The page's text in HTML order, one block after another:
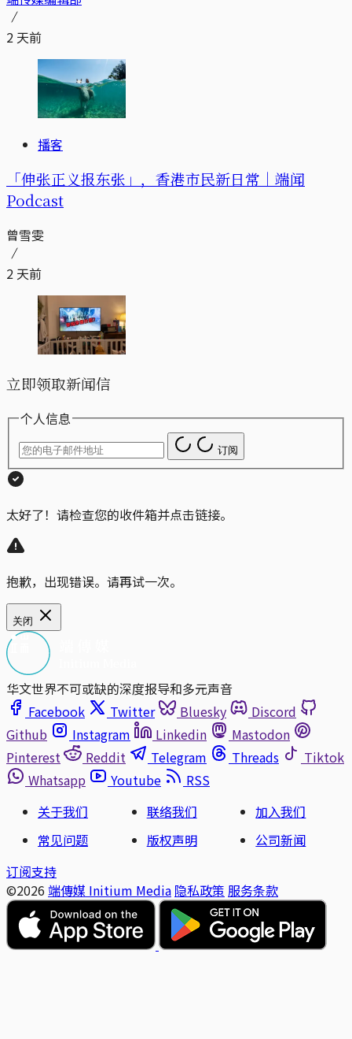
2 天前
播客
「伸张正义报东张」，香港市民新日常｜端闻
Podcast
曾雪雯
2 天前
立即领取新闻信
个人信息
订阅
太好了！请检查您的收件箱并点击链接。
抱歉，出现错误。请再试一次。
关闭
华文世界不可或缺的深度报导和多元声音
Facebook
Twitter Bluesky
Discord
Github
Instagram Linkedin
Mastodon
Pinterest
Reddit Telegram Threads
Tiktok
Whatsapp
Youtube
RSS
关于我们
联络我们
加入我们
常见问题
版权声明
公司新闻
订阅支持
©2026 端傳媒 Initium Media 隐私政策 服务条款